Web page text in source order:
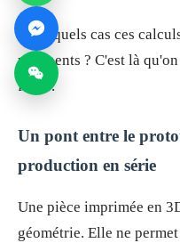
Dans quels cas ces
pertinents ? C'est là
fruits.
Un pont entre le
production en série
Une pièce imprimée en
géométrie. Elle ne